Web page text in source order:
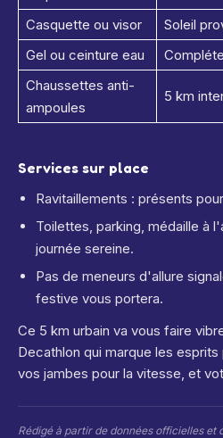
Casquette ou visor
Soleil
Gel ou ceinture eau
Chaussettes anti-
ampoules
5 km
Services sur place
Ravitaillements : présents
Toilettes, parking, médaille à
journée sereine.
Pas de meneurs d'allure
festive vous portera.
Ce 5 km urbain va vous faire
Decathlon qui marque les
vos jambes pour la vitesse, et
Rédigé à partir de données officielles et